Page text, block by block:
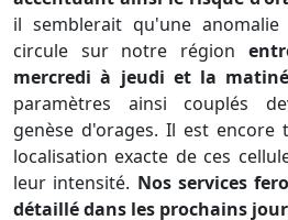
il semblerait qu'une
circule sur notre région
mercredi à jeudi et la
paramètres ainsi couplés
genèse d'orages. Il est
localisation exacte de ces
leur intensité. Nos services
détaillé dans les prochains